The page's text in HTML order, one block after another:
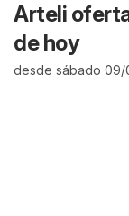
Arteli
de hoy
desde sábado 09/